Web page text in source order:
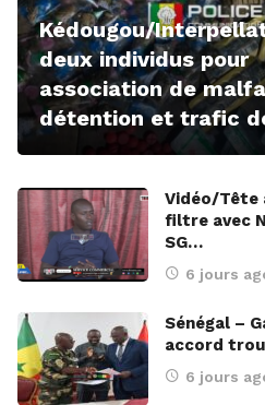
Kédougou/
deux individus pour
association de
détention et trafic
Vidéo/Tête
filtre avec
SG…
6 jours
Sénégal –
accord
6 jours